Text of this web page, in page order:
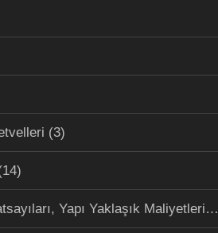
(3)
Yapı Yaklaşık Maliyetleri…